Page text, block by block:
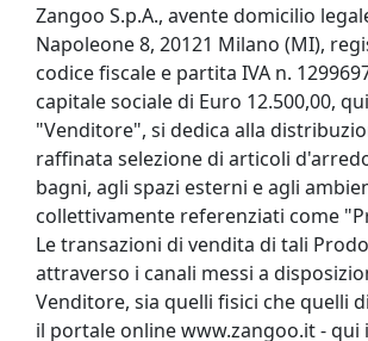
Zangoo S.p.A., avente domicilio
Napoleone 8, 20121 Milano (MI),
codice fiscale e partita IVA n.
capitale sociale di Euro 12.500,00,
"Venditore", si dedica alla
raffinata selezione di articoli
bagni, agli spazi esterni e agli
collettivamente referenziati come
Le transazioni di vendita di tali
attraverso i canali messi a
Venditore, sia quelli fisici che quelli
il portale online www.zangoo.it - qui